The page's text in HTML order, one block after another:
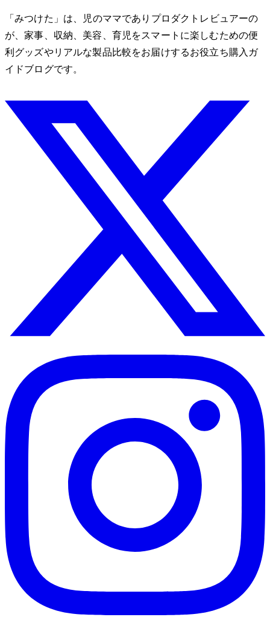
「みつけた」は、2児のママでありプロダクトレビュアーのMio
が、家事、収納、美容、育児をスマートに楽しむための便
利グッズやリアルな製品比較をお届けするお役立ち購入ガ
イドブログです。